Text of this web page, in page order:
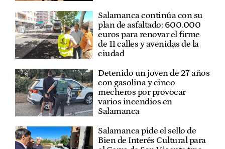
Salamanca continúa con su
plan de asfaltado: 600.000
euros para renovar el firme
de 11 calles y avenidas de la
ciudad
Detenido un joven de 27 años
con gasolina y cinco
mecheros por provocar
varios incendios en
Salamanca
Salamanca pide el sello de
Bien de Interés Cultural para